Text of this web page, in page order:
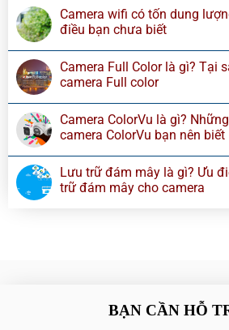
Camera wifi có tốn dung
điều bạn chưa biết
Camera Full Color là gì? Tại
camera Full color
Camera ColorVu là gì?
camera ColorVu bạn nên biết
Lưu trữ đám mây là gì? Ưu
trữ đám mây cho camera
BẠN CẦN HỖ